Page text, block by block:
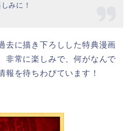
みに！
去に描き下ろしした特典漫画
非常に楽しみで、何がなんで
報を待ちわびています！